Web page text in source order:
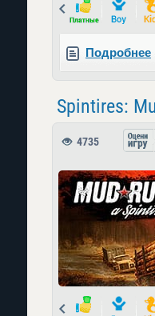
Prev
Подробнее
Spintires:
4735
Prev